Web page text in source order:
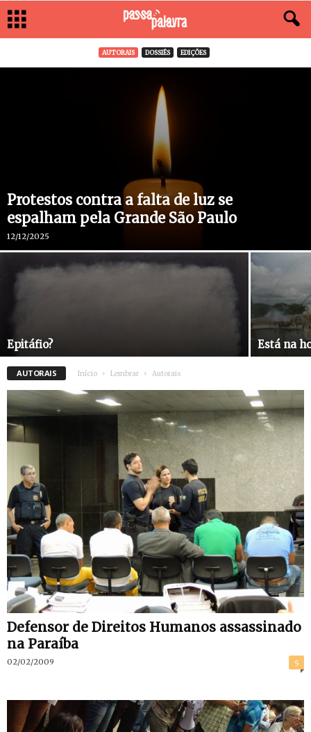
AUTORAIS DOSSIÊS EDIÇÕES
Protestos contra a falta de luz se
espalham pela Grande São Paulo
12/12/2025
Epitáfio? Está na
AUTORAIS Início Lembrar Autorais
Defensor de Direitos Humanos assassinado
na Paraíba
02/02/2009 5